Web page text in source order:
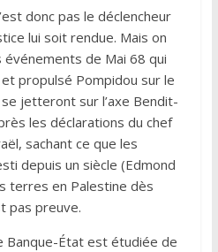
donc pas le déclencheur
lui soit rendue. Mais on
de Mai 68 qui
propulsé Pompidou sur le
jetteront sur l’axe Bendit-
les déclarations du chef
sachant ce que les
depuis un siècle (Edmond
terres en Palestine dès
pas preuve.
Banque-État est étudiée de